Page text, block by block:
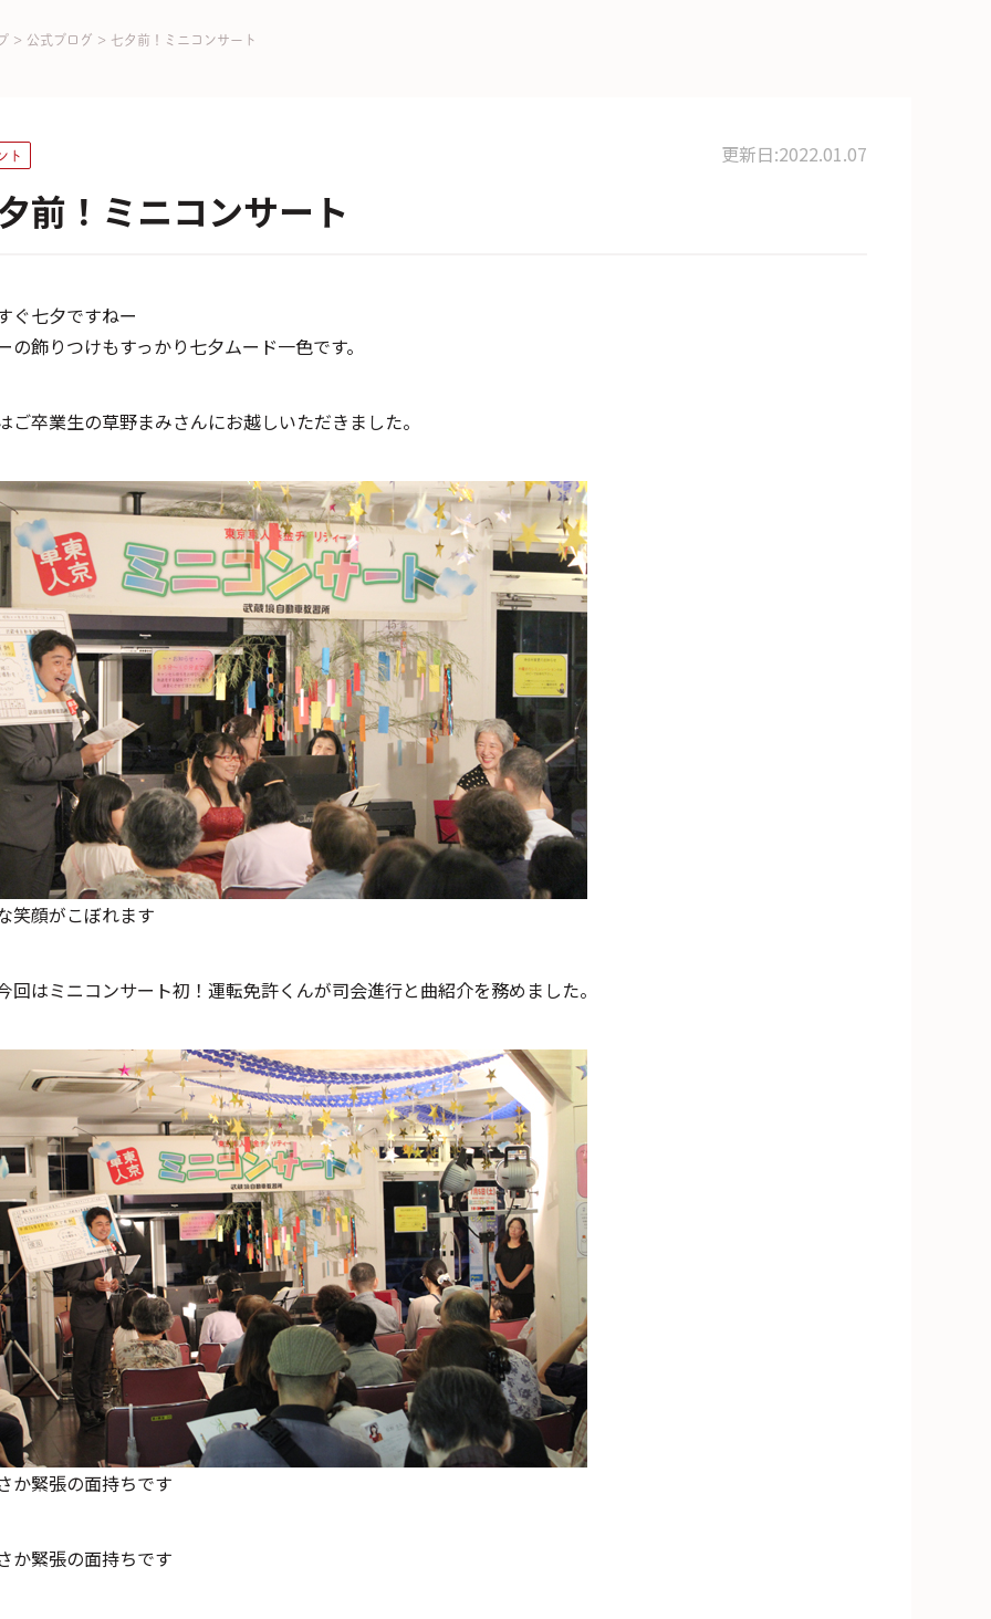
> 公式ブログ > 七夕前！ミニコンサート
ト 更新日:2022.01.07
前！ミニコンサート
ぐ七夕ですねー
の飾りつけもすっかり七夕ムード一色です。
ご卒業生の草野まみさんにお越しいただきました。
笑顔がこぼれます
回はミニコンサート初！運転免許くんが司会進行と曲紹介を務めました。
か緊張の面持ちです
か緊張の面持ちです